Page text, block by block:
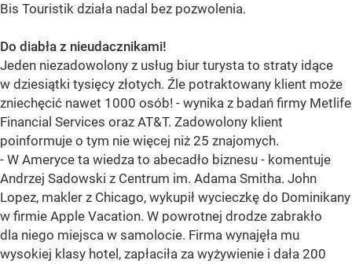
Bis Touristik działa nadal bez pozwolenia.
Do diabła z nieudacznikami!
Jeden niezadowolony z usług biur turysta to straty idące
w dziesiątki tysięcy złotych. Źle potraktowany klient może
zniechęcić nawet 1000 osób! - wynika z badań firmy Metlife
Financial Services oraz AT&T. Zadowolony klient
poinformuje o tym nie więcej niż 25 znajomych.
- W Ameryce ta wiedza to abecadło biznesu - komentuje
Andrzej Sadowski z Centrum im. Adama Smitha. John
Lopez, makler z Chicago, wykupił wycieczkę do Dominikany
w firmie Apple Vacation. W powrotnej drodze zabrakło
dla niego miejsca w samolocie. Firma wynajęła mu
wysokiej klasy hotel, zapłaciła za wyżywienie i dała 200